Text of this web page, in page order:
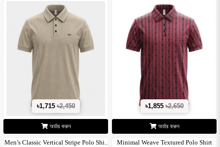
S..
৳1,715৳2,450
অর্ডার করুন
S..
৳1,855৳2,650
অর্ডার করুন
Men’s Classic Vertical Stripe Polo Shi..
Minimal Weave Textured Polo Shirt